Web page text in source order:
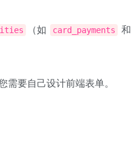
（如 card_payments 和
要自己设计前端表单。